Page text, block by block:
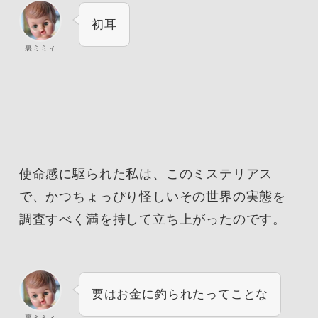
裏ミミィ
初耳
使命感に駆られた私は、このミステリアス
で、かつちょっぴり怪しいその世界の実態を
調査すべく満を持して立ち上がったのです。
要はお金に釣られたってことな